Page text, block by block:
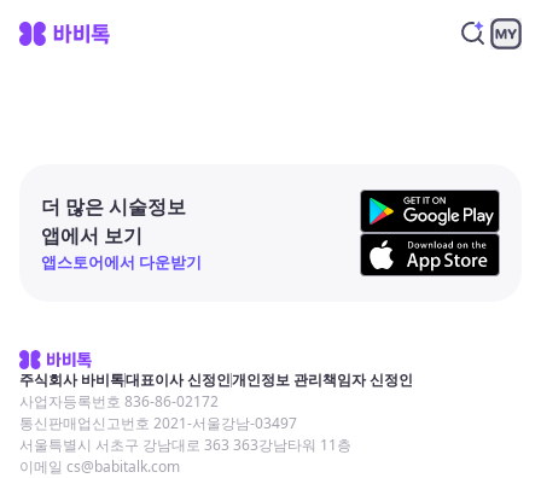
더 많은 시술정보
앱에서 보기
앱스토어에서 다운받기
주식회사 바비톡대표이사 신정인개인정보 관리책임자 신정인
사업자등록번호 836-86-02172
통신판매업신고번호 2021-서울강남-03497
서울특별시 서초구 강남대로 363 363강남타워 11층
이메일 cs@babitalk.com